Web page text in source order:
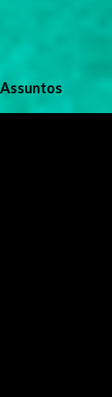
Assuntos